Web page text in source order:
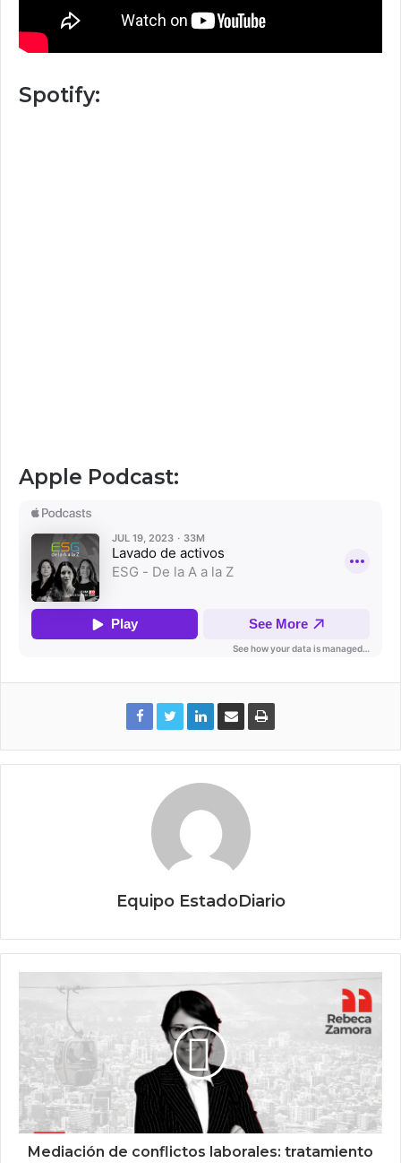
Spotify:
Apple Podcast:
Equipo EstadoDiario
Mediación de conflictos laborales: tratamiento